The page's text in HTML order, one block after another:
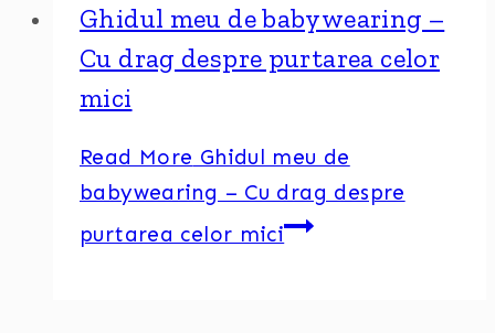
Ghidul meu de babywearing –
Cu drag despre purtarea celor
mici
Read More Ghidul meu de
babywearing – Cu drag despre
purtarea celor mici